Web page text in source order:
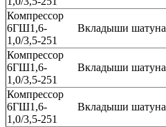
Компрессор
6ГШ1,6-
1,0/3,5-251
Вкладыши шатуна
Компрессор
6ГШ1,6-
1,0/3,5-251
Вкладыши шатуна
Компрессор
6ГШ1,6-
1,0/3,5-251
Вкладыши шатуна